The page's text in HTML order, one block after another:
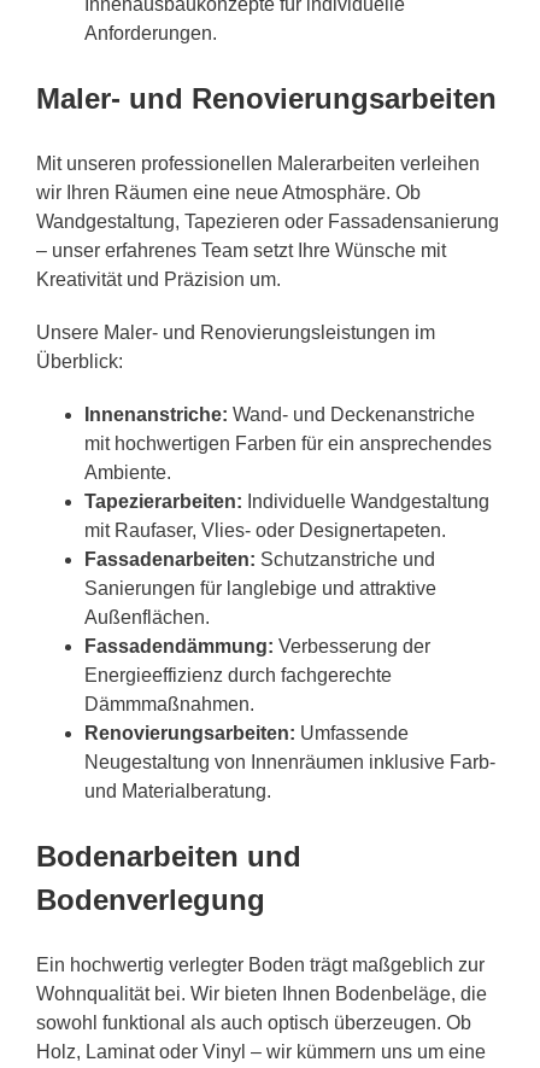
Anforderungen.
Maler- und Renovierungsarbeiten
Mit unseren professionellen Malerarbeiten verleihen
wir Ihren Räumen eine neue Atmosphäre. Ob
Wandgestaltung, Tapezieren oder Fassadensanierung
– unser erfahrenes Team setzt Ihre Wünsche mit
Kreativität und Präzision um.
Unsere Maler- und Renovierungsleistungen im
Überblick:
Innenanstriche: Wand- und Deckenanstriche
mit hochwertigen Farben für ein ansprechendes
Ambiente.
Tapezierarbeiten: Individuelle Wandgestaltung
mit Raufaser, Vlies- oder Designertapeten.
Fassadenarbeiten: Schutzanstriche und
Sanierungen für langlebige und attraktive
Außenflächen.
Fassadendämmung: Verbesserung der
Energieeffizienz durch fachgerechte
Dämmmaßnahmen.
Renovierungsarbeiten: Umfassende
Neugestaltung von Innenräumen inklusive Farb-
und Materialberatung.
Bodenarbeiten und
Bodenverlegung
Ein hochwertig verlegter Boden trägt maßgeblich zur
Wohnqualität bei. Wir bieten Ihnen Bodenbeläge, die
sowohl funktional als auch optisch überzeugen. Ob
Holz, Laminat oder Vinyl – wir kümmern uns um eine